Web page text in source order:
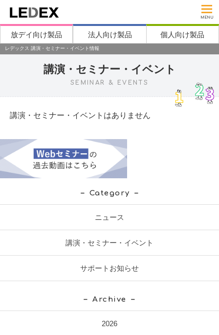
MENU
放デイ向け製品 法人向け製品 個人向け製品
レデックス 講演・セミナー・イベント情報
講演・セミナー・イベント
SEMINAR & EVENTS
講演・セミナー・イベントはありません
Category
ニュース
講演・セミナー・イベント
サポートお知らせ
Archive
2026